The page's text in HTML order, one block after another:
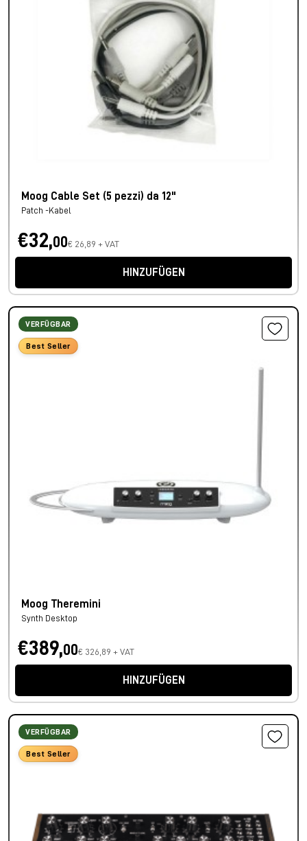
Moog Cable Set (5 pezzi) da 12"
Patch -Kabel
€32,00€ 26,89 + VAT
HINZUFÜGEN
VERFÜGBAR
Best Seller
Moog Theremini
Synth Desktop
€389,00€ 326,89 + VAT
HINZUFÜGEN
VERFÜGBAR
Best Seller